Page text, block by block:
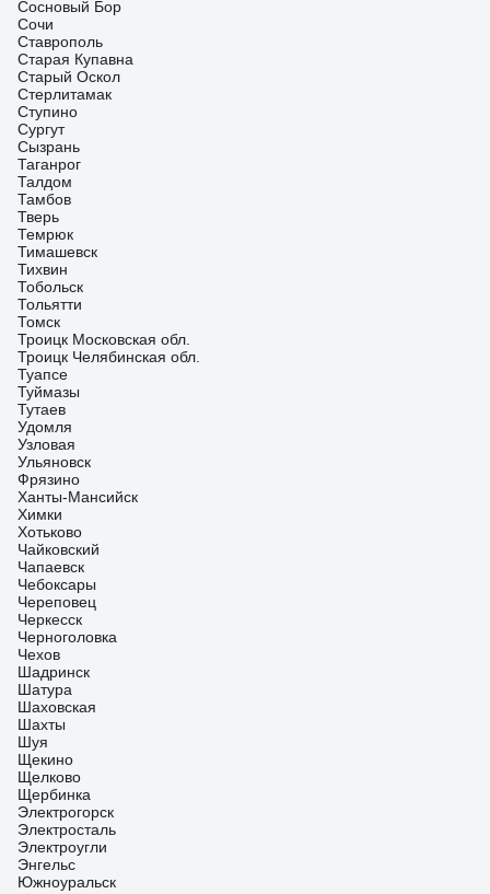
Сосновый Бор
Сочи
Ставрополь
Старая Купавна
Старый Оскол
Стерлитамак
Ступино
Сургут
Сызрань
Таганрог
Талдом
Тамбов
Тверь
Темрюк
Тимашевск
Тихвин
Тобольск
Тольятти
Томск
Троицк Московская обл.
Троицк Челябинская обл.
Туапсе
Туймазы
Тутаев
Удомля
Узловая
Ульяновск
Фрязино
Ханты-Мансийск
Химки
Хотьково
Чайковский
Чапаевск
Чебоксары
Череповец
Черкесск
Черноголовка
Чехов
Шадринск
Шатура
Шаховская
Шахты
Шуя
Щекино
Щелково
Щербинка
Электрогорск
Электросталь
Электроугли
Энгельс
Южноуральск